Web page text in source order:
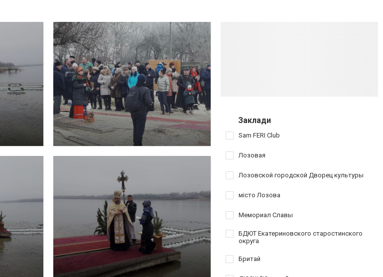
Заклади
Sam FERI Club
Лозовая
Лозовской городской Дворец культуры
місто Лозова
Мемориал Славы
БДЮТ Екатериновского старостинского
округа
Бритай